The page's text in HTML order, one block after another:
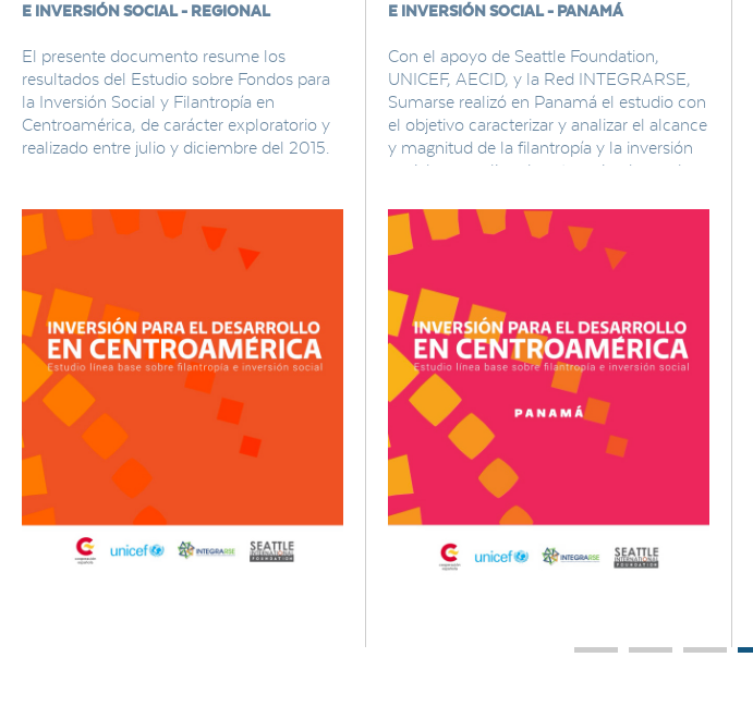
E INVERSIÓN SOCIAL - REGIONAL
El presente documento resume los
resultados del Estudio sobre Fondos para
la Inversión Social y Filantropía en
Centroamérica, de carácter exploratorio y
realizado entre julio y diciembre del 2015.
E INVERSIÓN SOCIAL - PANAMÁ
Con el apoyo de Seattle Foundation,
UNICEF, AECID, y la Red INTEGRARSE,
Sumarse realizó en Panamá el estudio con
el objetivo caracterizar y analizar el alcance
y magnitud de la filantropía y la inversión
social que realiza el sector privado en el